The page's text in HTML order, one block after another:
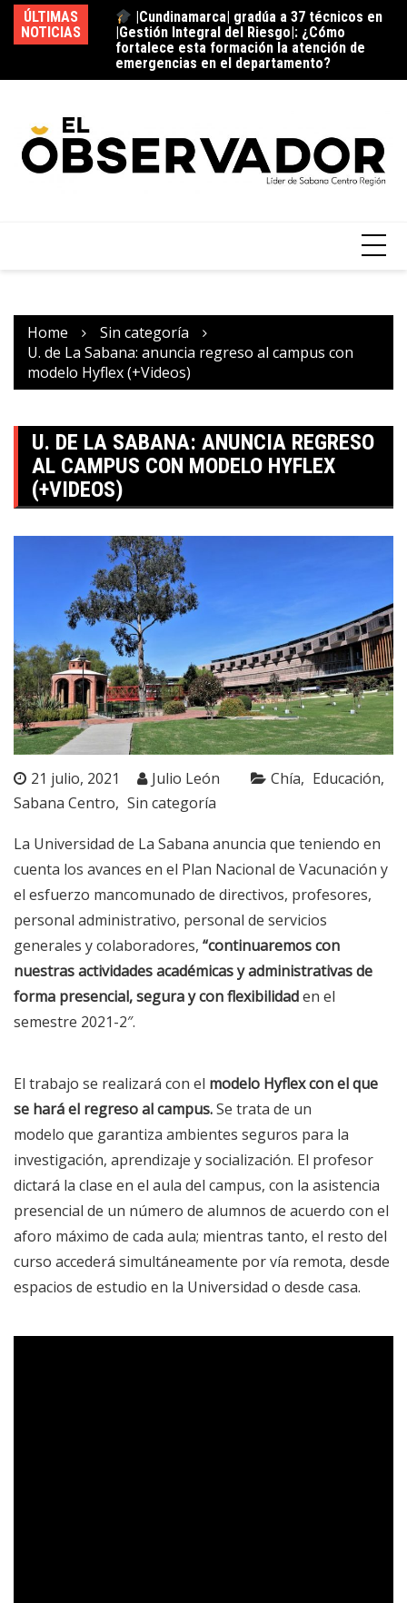
ÚLTIMAS
NOTICIAS
emergencias en el departamento?
La estación del ‘pan’
Home
Sin categoría
U. de La Sabana: anuncia regreso al campus con
modelo Hyflex (+Videos)
U. DE LA SABANA: ANUNCIA REGRESO
AL CAMPUS CON MODELO HYFLEX
(+VIDEOS)
21 julio, 2021 Julio León Chía
Educación
Sabana Centro
Sin categoría
La Universidad de La Sabana anuncia que teniendo en
cuenta los avances en el Plan Nacional de Vacunación y
el esfuerzo mancomunado de directivos, profesores,
personal administrativo, personal de servicios
generales y colaboradores, “continuaremos con
nuestras actividades académicas y administrativas de
forma presencial, segura y con flexibilidaden el
semestre 2021-2″.
El trabajo se realizará con el modelo Hyflex con el que
se hará el regreso al campus.Se trata de un
modelo que garantiza ambientes seguros para la
investigación, aprendizaje y socialización. El profesor
dictará la clase en el aula del campus, con la asistencia
presencial de un número de alumnos de acuerdo con el
aforo máximo de cada aula; mientras tanto, el resto del
curso accederá simultáneamente por vía remota, desde
espacios de estudio en la Universidad o desde casa.